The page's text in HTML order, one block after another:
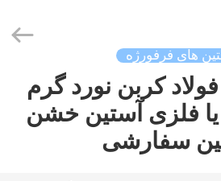
های فرفورژه
فولاد کربن نورد گرم
یا فلزی آستین خشن
سفارشی